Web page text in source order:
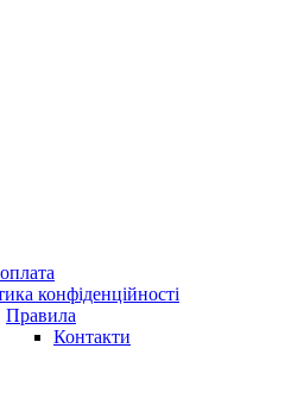
конфіденційності
Правила
Контакти